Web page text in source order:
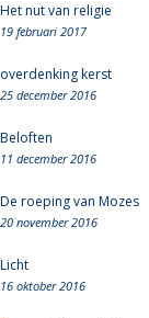
Het nut van religie
19 februari 2017
overdenking kerst
25 december 2016
Beloften
11 december 2016
De roeping van Mozes
20 november 2016
Licht
16 oktober 2016